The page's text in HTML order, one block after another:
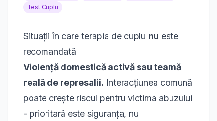
Test Cuplu
Situații în care terapia de cuplu nu este
recomandată
Violență domestică activă sau teamă
reală de represalii. Interacțiunea comună
poate crește riscul pentru victima abuzului
- prioritară este siguranța, nu